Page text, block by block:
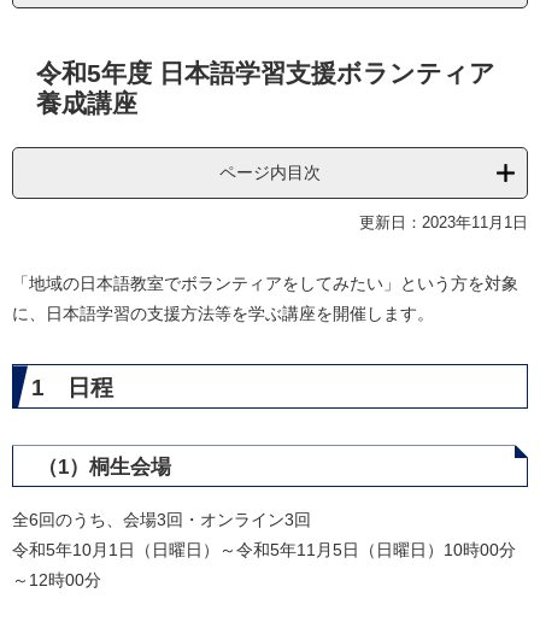
令和5年度 日本語学習支援ボランティア
養成講座
ページ内目次
更新日：2023年11月1日
「地域の日本語教室でボランティアをしてみたい」という方を対象
に、日本語学習の支援方法等を学ぶ講座を開催します。
1 日程
（1）桐生会場
全6回のうち、会場3回・オンライン3回
令和5年10月1日（日曜日）～令和5年11月5日（日曜日）10時00分
～12時00分